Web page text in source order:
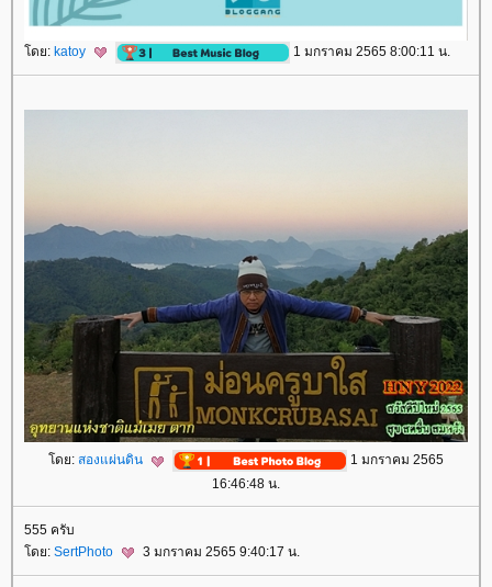
ดย: katoy 1 มกราคม 2565 8:00:11 น.
ดย: สองแผ่นดิน
1 มกราคม 2565
16:46:48 น.
555 ครับ
ดย: SertPhoto 3 มกราคม 2565 9:40:17 น.